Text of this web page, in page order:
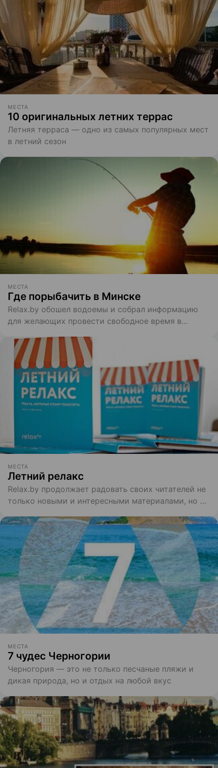
МЕСТА
10 оригинальных летних террас
Летняя терраса — одно из самых популярных мест
в летний сезон
МЕСТА
Где порыбачить в Минске
Relax.by обошел водоемы и собрал информацию
для желающих провести свободное время в
МЕСТА
Летний релакс
Relax.by продолжает радовать своих читателей не
только новыми и интересными материалами, но и
МЕСТА
7 чудес Черногории
Черногория — это не только песчаные пляжи и
дикая природа, но и отдых на любой вкус